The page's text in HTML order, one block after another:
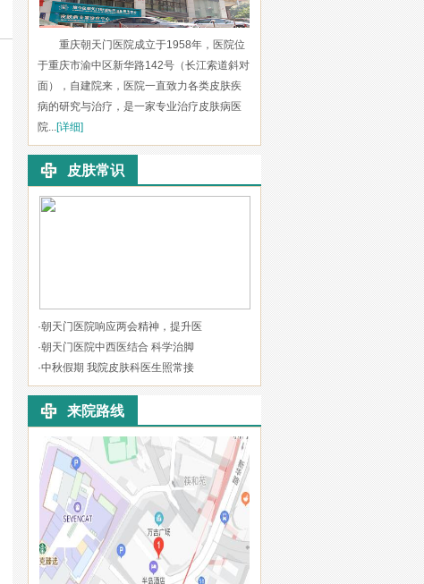
重庆朝天门医院成立于1958年，医院位
于重庆市渝中区新华路142号（长江索道斜对
面），自建院来，医院一直致力各类皮肤疾
病的研究与治疗，是一家专业治疗皮肤病医
院... [详细]
皮肤常识
·朝天门医院响应两会精神，提升医
·朝天门医院中西医结合 科学治脚
·中秋假期 我院皮肤科医生照常接
来院路线